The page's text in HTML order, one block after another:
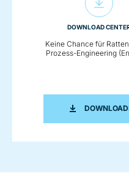
DOWNLOAD
Keine Chance für
Prozess-Engineering